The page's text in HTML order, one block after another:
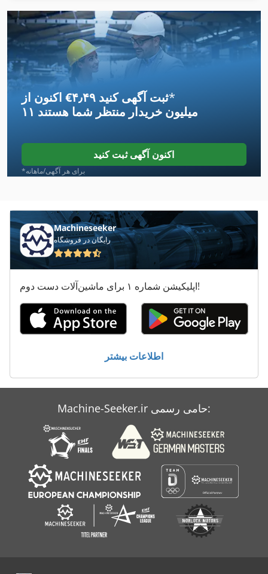
Buderus
Fetzer
Kneissler
Leister
Leybold
Wanner
Weida
بندر
بویلر خلاء
توربین های خلاء
خلاء
فروشنده
مرحله موره
اکنون از ‎€۴٫۴۹ ثبت آگهی کنید*
۱۱ میلیون خریدار منتظر شما هستند
اکنون آگهی ثبت کنید
*برای هر آگهی/ماهانه
Machineseeker
رایگان در فروشگاه
اپلیکیشن شماره ۱ برای ماشین‌آلات دست دوم!
اطلاعات بیشتر
Machine-Seeker.ir حامی رسمی: